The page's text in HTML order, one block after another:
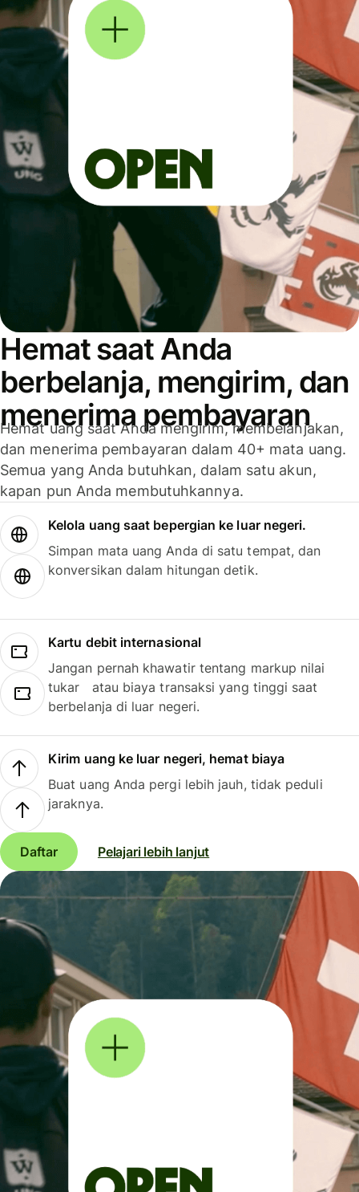
Hemat saat Anda
berbelanja, mengirim, dan
menerima pembayaran
Hemat uang saat Anda mengirim, membelanjakan,
dan menerima pembayaran dalam 40+ mata uang.
Semua yang Anda butuhkan, dalam satu akun,
kapan pun Anda membutuhkannya.
Kelola uang saat bepergian ke luar negeri.
Simpan mata uang Anda di satu tempat, dan
konversikan dalam hitungan detik.
Kartu debit internasional
Jangan pernah khawatir tentang markup nilai
tukar atau biaya transaksi yang tinggi saat
berbelanja di luar negeri.
Kirim uang ke luar negeri, hemat biaya
Buat uang Anda pergi lebih jauh, tidak peduli
jaraknya.
Daftar Pelajari lebih lanjut